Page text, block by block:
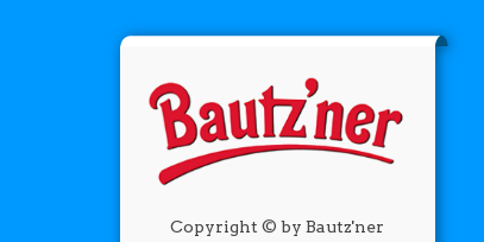
Copyright © by Bautz'ner